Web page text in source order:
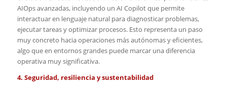
AIOps avanzadas, incluyendo un AI Copilot que permite
interactuar en lenguaje natural para diagnosticar problemas,
ejecutar tareas y optimizar procesos. Esto representa un paso
muy concreto hacia operaciones más autónomas y eficientes,
algo que en entornos grandes puede marcar una diferencia
operativa muy significativa.
4. Seguridad, resiliencia y sustentabilidad